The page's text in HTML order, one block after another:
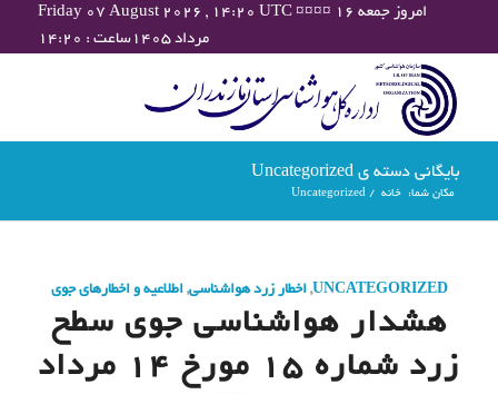
Friday 07 August 2026 , 14:20 UTC ¤¤¤¤ امروز جمعه ۱۶
مرداد ۱۴۰۵ساعت : ۱۴:۲۰
بایگانی دسته ی Uncategorized
مکان شما: خانه /
Uncategorized
UNCATEGORIZED
,اخطار زرد هواشناسی,اطلاعیه و اخطارهای جوی
هشدار هواشناسی جوی سطح
زرد شماره 15 مورخ 14 مرداد